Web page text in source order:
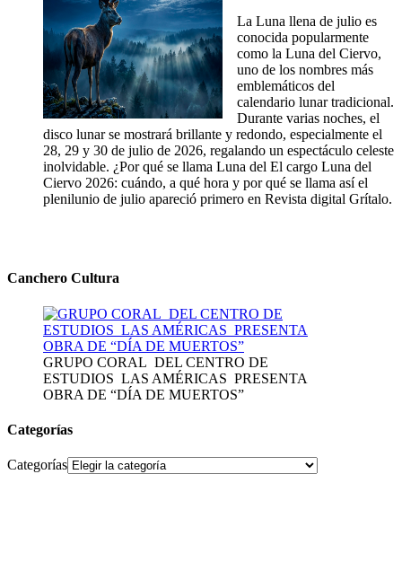
La Luna llena de julio es
conocida popularmente
como la Luna del Ciervo,
uno de los nombres más
emblemáticos del
calendario lunar tradicional.
Durante varias noches, el
disco lunar se mostrará brillante y redondo, especialmente el
28, 29 y 30 de julio de 2026, regalando un espectáculo celeste
inolvidable. ¿Por qué se llama Luna del El cargo Luna del
Ciervo 2026: cuándo, a qué hora y por qué se llama así el
plenilunio de julio apareció primero en Revista digital Grítalo.
Canchero Cultura
GRUPO CORAL DEL CENTRO DE
ESTUDIOS LAS AMÉRICAS PRESENTA
OBRA DE “DÍA DE MUERTOS”
Categorías
Categorías